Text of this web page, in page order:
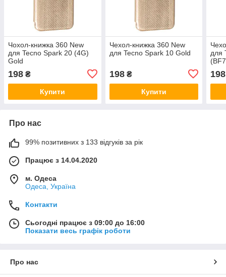
Чохол-книжка 360 New
для Tecno Spark 20 (4G)
Gold
198 ₴
Купити
Чехол-книжка 360 New
для Tecno Spark 10 Gold
198₴
Купити
для
198
Про нас
99% позитивних з 133 відгуків за рік
Працює з 14.04.2020
м. Одеса
Одеса, Україна
Контакти
Сьогодні працює з 09:00 до 16:00
Показати весь графік роботи
Про нас